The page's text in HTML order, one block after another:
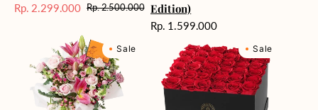
Harga
Rp. 2.299.000 Harga
Rp. 2.500.000 Edition)
Harga
Rp. 1.599.000
Sale
Supreme
Sale